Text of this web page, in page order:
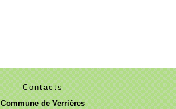
Contacts
Commune de Verrières